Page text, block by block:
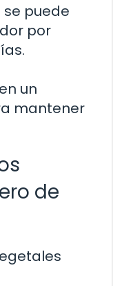
se puede
por
un
mantener
de